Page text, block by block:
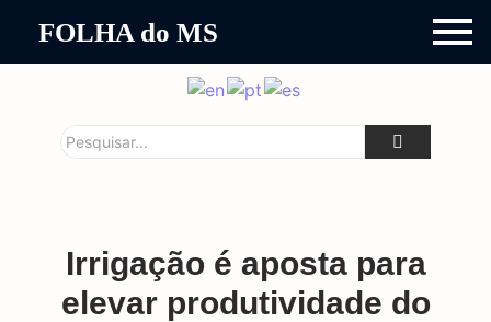
FOLHA do MS
Irrigação é aposta para
elevar produtividade do